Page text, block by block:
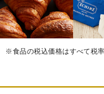
※食品の税込価格はすべて税